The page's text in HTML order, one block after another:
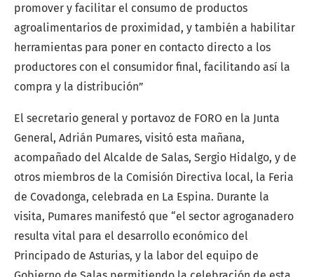
promover y facilitar el consumo de productos
agroalimentarios de proximidad, y también a habilitar
herramientas para poner en contacto directo a los
productores con el consumidor final, facilitando así la
compra y la distribución”
El secretario general y portavoz de FORO en la Junta
General, Adrián Pumares, visitó esta mañana,
acompañado del Alcalde de Salas, Sergio Hidalgo, y de
otros miembros de la Comisión Directiva local, la Feria
de Covadonga, celebrada en La Espina. Durante la
visita, Pumares manifestó que “el sector agroganadero
resulta vital para el desarrollo económico del
Principado de Asturias, y la labor del equipo de